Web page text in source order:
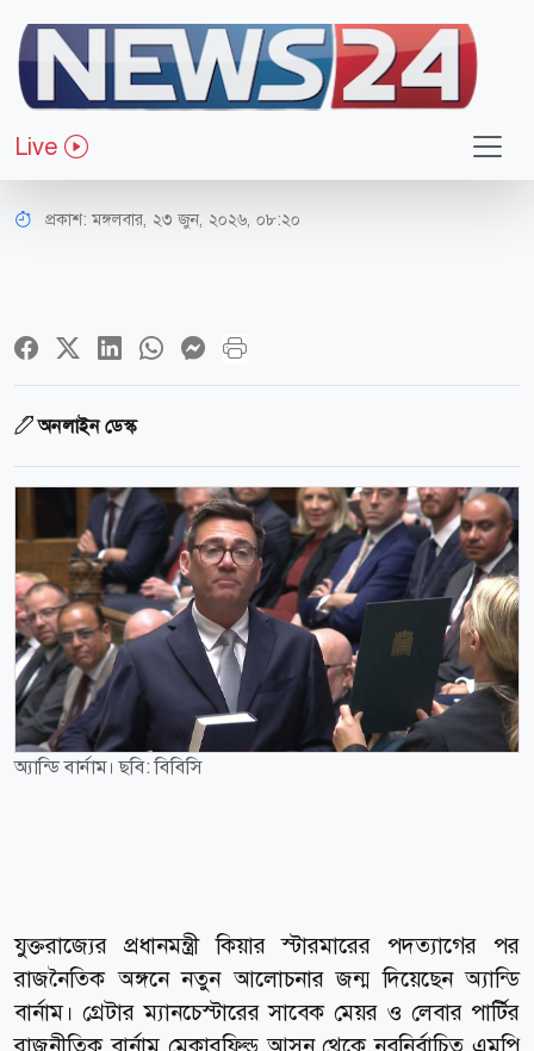
Live
আন্তর্জাতিক
কমন্সে অভিষেক, নতুন এমপি হিসেবে
শপথ নিলেন অ্যান্ডি বার্নাম
প্রকাশ:মঙ্গলবার, ২৩ জুন, ২০২৬, ০৮:২০
অনলাইন ডেস্ক
অ্যান্ডি বার্নাম। ছবি: বিবিসি
যুক্তরাজ্যের প্রধানমন্ত্রী কিয়ার স্টারমারের পদত্যাগের পর
রাজনৈতিক অঙ্গনে নতুন আলোচনার জন্ম দিয়েছেন অ্যান্ডি
বার্নাম। গ্রেটার ম্যানচেস্টারের সাবেক মেয়র ও লেবার পার্টির